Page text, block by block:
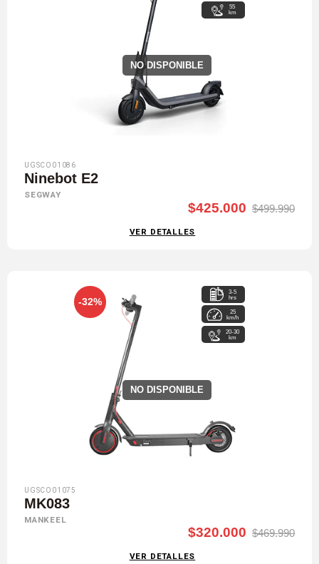
NO DISPONIBLE
55
km
UGSCO01086
Ninebot E2
SEGWAY
$425.000 $499.990
VER DETALLES
-32%
NO DISPONIBLE
3-5
hrs
25
km/h
20-30
km
UGSCO01075
MK083
MANKEEL
$320.000 $469.990
VER DETALLES